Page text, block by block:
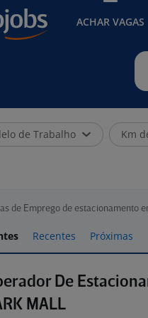
ACHAR VAGAS
de Trabalho Km
de Emprego de estacionamento
Recentes Próximas
De
MALL